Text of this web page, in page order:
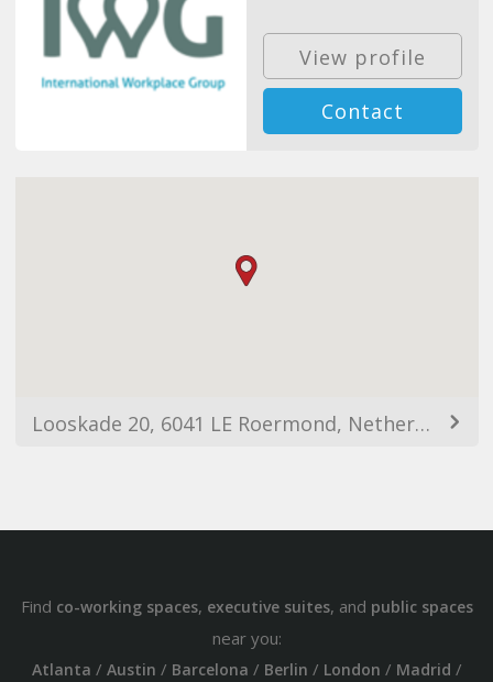
View profile
Contact
Looskade 20, 6041 LE Roermond, Netherlands
Find co-working spaces, executive suites, and public spaces
near you:
Atlanta / Austin / Barcelona / Berlin / London / Madrid /